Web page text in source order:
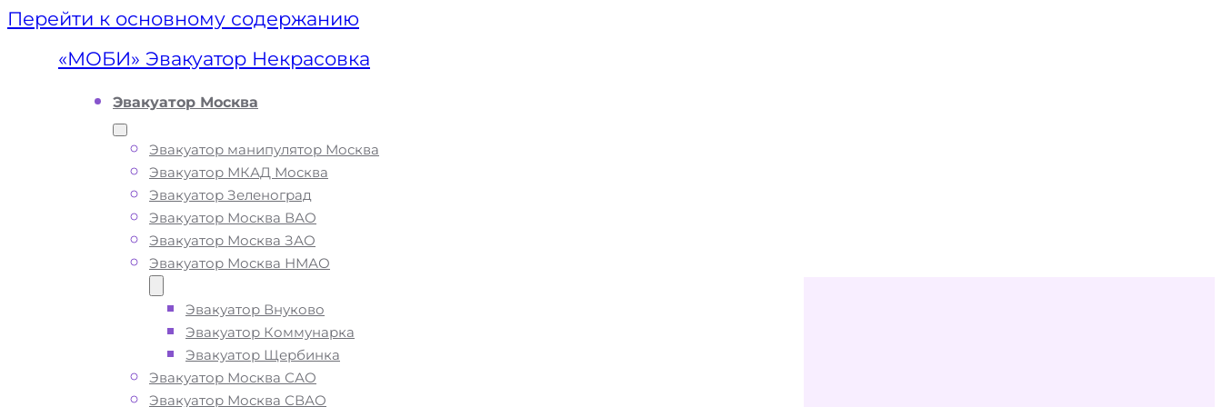
Перейти к основному содержанию
«МОБИ» Эвакуатор Некрасовка
Эвакуатор Москва
Эвакуатор манипулятор Москва
Эвакуатор МКАД Москва
Эвакуатор Зеленоград
Эвакуатор Москва ВАО
Эвакуатор Москва ЗАО
Эвакуатор Москва НМАО
Эвакуатор Внуково
Эвакуатор Коммунарка
Эвакуатор Щербинка
Эвакуатор Москва САО
Эвакуатор Москва СВАО
Эвакуатор
Некрасовка